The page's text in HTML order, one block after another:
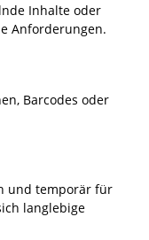
Inhalte oder
Anforderungen.
Barcodes oder
und temporär für
langlebige